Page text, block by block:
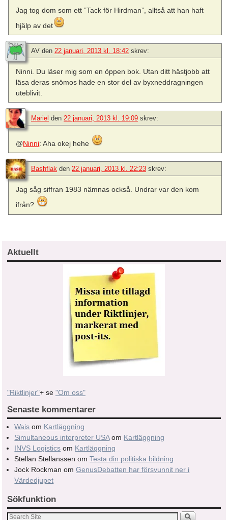
Jag tog dom som ett ”Tack för Hirdman”, alltså att han haft
hjälp av det
AV den 22 januari, 2013 kl. 18:42 skrev:
Ninni. Du läser mig som en öppen bok. Utan ditt hästjobb att
läsa deras snömos hade en stor del av byxneddragningen
uteblivit.
Mariel den 22 januari, 2013 kl. 19:09 skrev:
@Ninni: Aha okej hehe
Bashflak den 22 januari, 2013 kl. 22:23 skrev:
Jag såg siffran 1983 nämnas också. Undrar var den kom
ifrån?
Aktuellt
"Riktlinjer"+ se "Om oss"
Senaste kommentarer
Wais om Kartläggning
Simultaneous interpreter USAom Kartläggning
INVS Logistics om Kartläggning
Stellan Stellanssen omTesta din politiska bildning
Jock Rockman omGenusDebatten har försvunnit ner i
Värdedjupet
Sökfunktion